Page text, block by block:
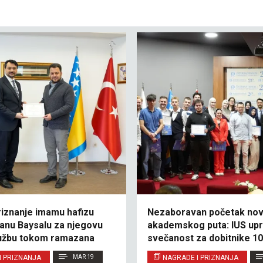
imamu hafizu
Baysalu za njegovu
tokom ramazana
PRIZNANJA MAR 19
Nezaboravan početak
akademskog puta: IUS
svečanost za dobitnike
stipendije
NAGRADE I PRIZNANJA